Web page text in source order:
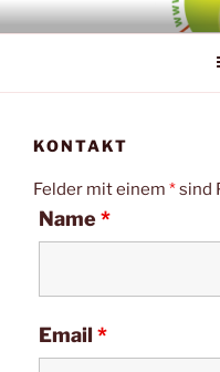
Zum
InhaltTENNIS &
KONTAKT
Felder mit einem *sind
Name*
Email *